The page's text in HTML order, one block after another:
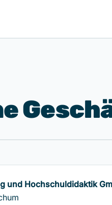
und Hochschuldidaktik